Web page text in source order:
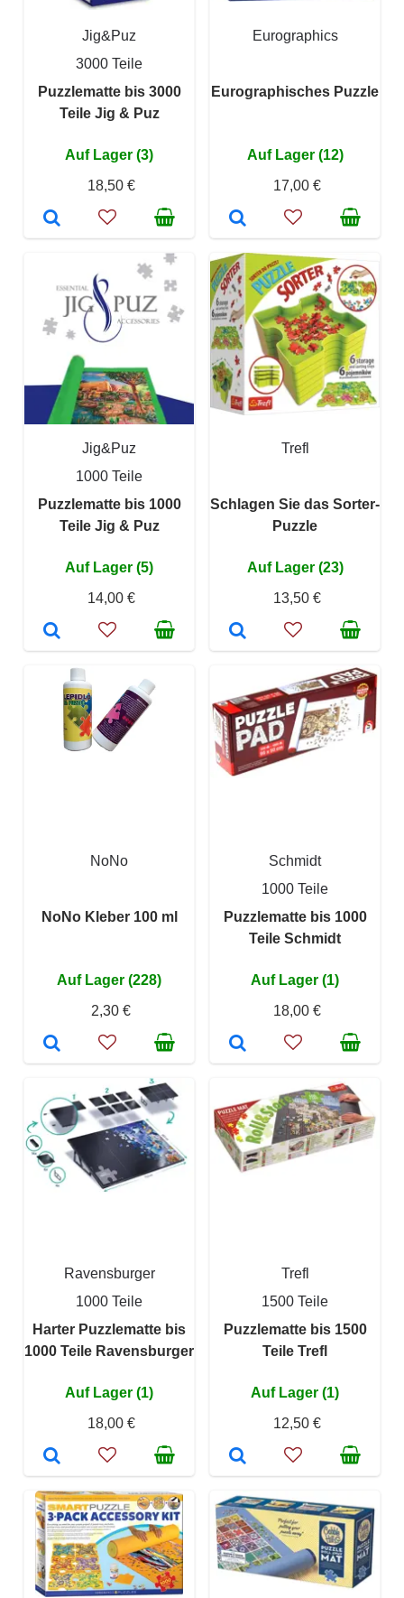
Jig&Puz
3000 Teile
Puzzlematte bis 3000
Teile Jig & Puz
Auf Lager (3)
18,50 €
Eurographics
Eurographisches Puzzle
Auf Lager (12)
17,00 €
Jig&Puz
1000 Teile
Puzzlematte bis 1000
Teile Jig & Puz
Auf Lager (5)
14,00 €
Trefl
Schlagen Sie das Sorter-
Puzzle
Auf Lager (23)
13,50 €
NoNo
NoNo Kleber 100 ml
Auf Lager (228)
2,30 €
Schmidt
1000 Teile
Puzzlematte bis 1000
Teile Schmidt
Auf Lager (1)
18,00 €
Ravensburger
1000 Teile
Harter Puzzlematte bis
1000 Teile Ravensburger
Auf Lager (1)
18,00 €
Trefl
1500 Teile
Puzzlematte bis 1500
Teile Trefl
Auf Lager (1)
12,50 €